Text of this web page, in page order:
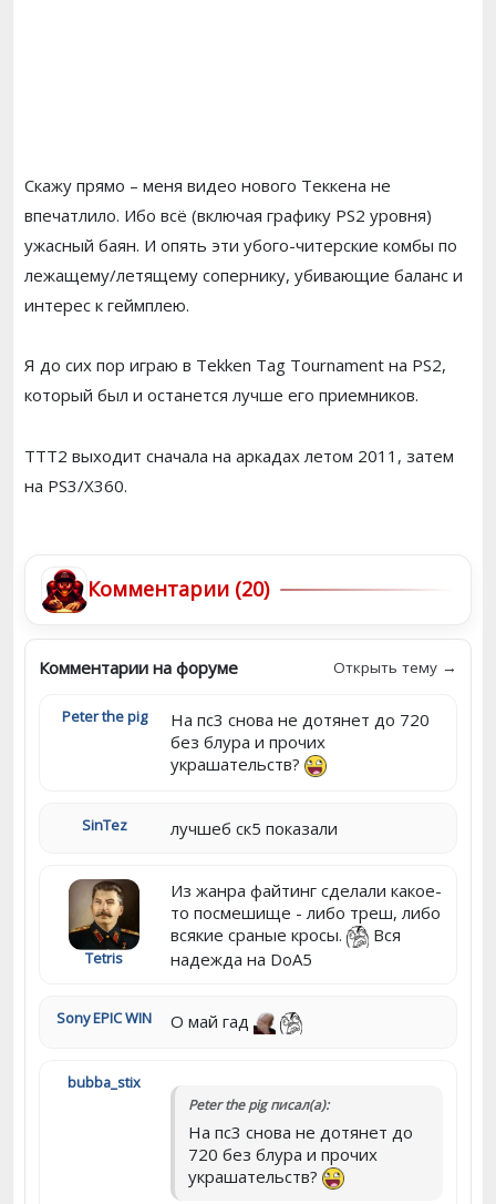
Скажу прямо – меня видео нового Теккена не
впечатлило. Ибо всё (включая графику PS2 уровня)
ужасный баян. И опять эти убого-читерские комбы по
лежащему/летящему сопернику, убивающие баланс и
интерес к геймплею.
Я до сих пор играю в Tekken Tag Tournament на PS2,
который был и останется лучше его приемников.
TTT2 выходит сначала на аркадах летом 2011, затем
на PS3/X360.
Комментарии (20)
Комментарии на форуме Открыть тему →
Peter the pig
На пс3 снова не дотянет до 720
без блура и прочих
украшательств?
SinTez лучшеб ск5 показали
Tetris
Из жанра файтинг сделали какое-
то посмешище - либо треш, либо
всякие сраные кросы.
Вся
надежда на DoA5
Sony EPIC WIN О май гад
bubba_stix
Peter the pig писал(а):
На пс3 снова не дотянет до
720 без блура и прочих
украшательств?